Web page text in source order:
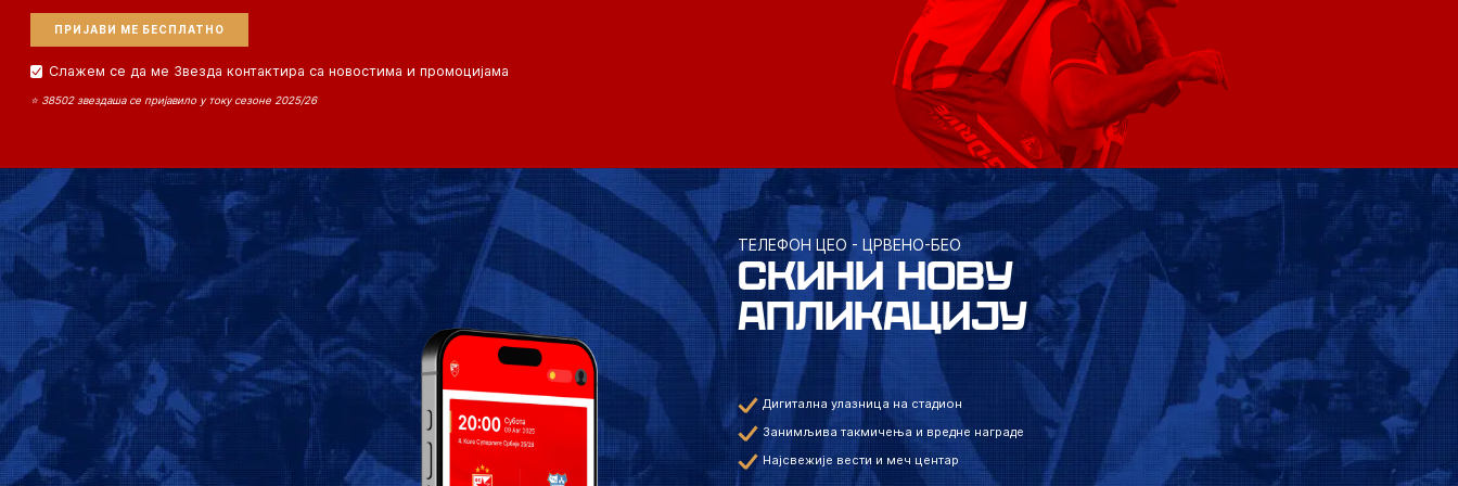
Слажем се да ме Звезда контактира са новостима и промоцијама
⭐ 38502 звездаша се пријавило у току сезоне 2025/26
ТЕЛЕФОН ЦЕО - ЦРВЕНО-БЕО
СКИНИ НОВУ
АПЛИКАЦИЈУ
Дигитална улазница на стадион
Занимљива такмичења и вредне награде
Најсвежије вести и меч центар